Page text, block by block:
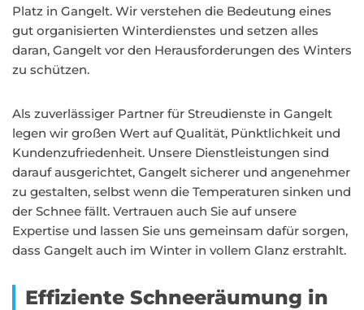
Platz in Gangelt. Wir verstehen die Bedeutung eines
gut organisierten Winterdienstes und setzen alles
daran, Gangelt vor den Herausforderungen des Winters
zu schützen.
Als zuverlässiger Partner für Streudienste in Gangelt
legen wir großen Wert auf Qualität, Pünktlichkeit und
Kundenzufriedenheit. Unsere Dienstleistungen sind
darauf ausgerichtet, Gangelt sicherer und angenehmer
zu gestalten, selbst wenn die Temperaturen sinken und
der Schnee fällt. Vertrauen auch Sie auf unsere
Expertise und lassen Sie uns gemeinsam dafür sorgen,
dass Gangelt auch im Winter in vollem Glanz erstrahlt.
Effiziente Schneeräumung in